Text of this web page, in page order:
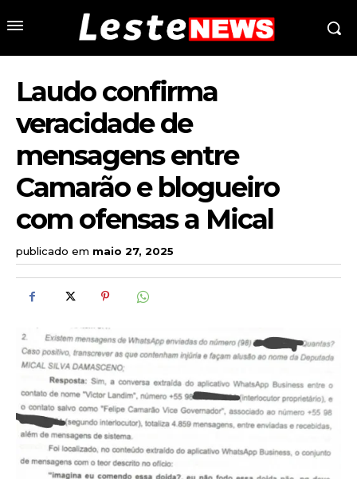
Laudo confirma
veracidade de
mensagens entre
Camarão e blogueiro
com ofensas a Mical
publicado em maio 27, 2025